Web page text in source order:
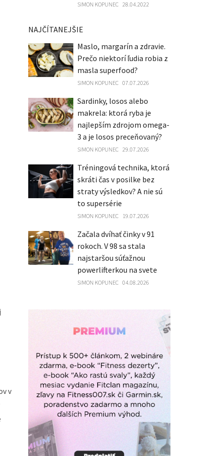
v
SIMON KOPUNEC 28.04.2022
NAJČÍTANEJŠIE
Maslo, margarín a zdravie.
Prečo niektorí ľudia robia z
masla superfood?
SIMON KOPUNEC 07.07.2026
Sardinky, losos alebo
makrela: ktorá ryba je
najlepším zdrojom omega-
3 a je losos preceňovaný?
SIMON KOPUNEC 29.07.2026
Tréningová technika, ktorá
skráti čas v posilke bez
straty výsledkov? A nie sú
to supersérie
SIMON KOPUNEC 19.07.2026
Začala dvíhať činky v 91
rokoch. V 98 sa stala
najstaršou súťažnou
powerlifterkou na svete
SIMON KOPUNEC 04.08.2026